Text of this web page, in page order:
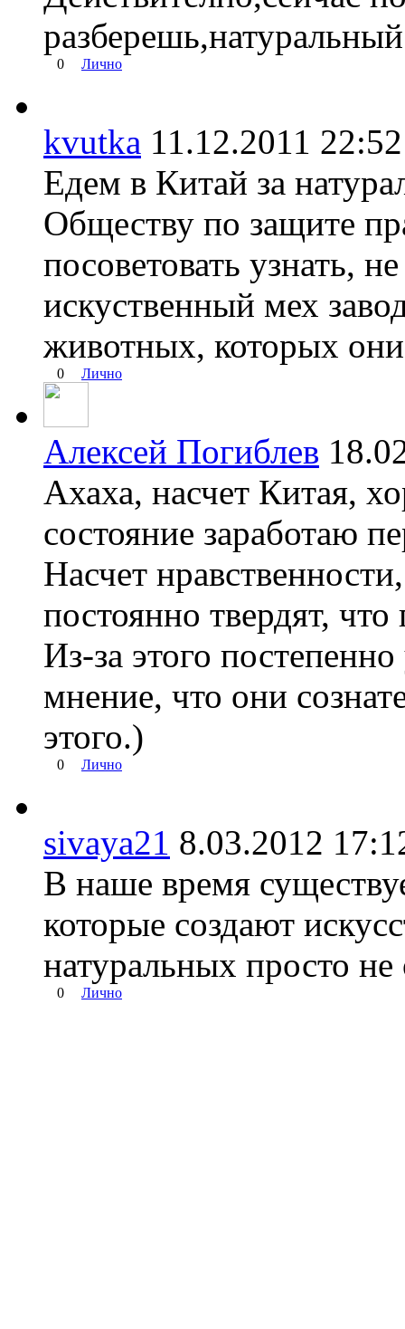
0 Лично
kvutka 11.12.2011
Едем в Китай за
Обществу по защите
посоветовать узнать,
искуственный мех
животных, которых
0 Лично
Алексей Погиблев
Ахаха, насчет Китая,
состояние заработаю
Насчет
постоянно твердят,
Из-за этого
мнение, что они
этого.)
0 Лично
sivaya21 8.03.2012
В наше время
которые создают
натуральных просто не
0 Лично